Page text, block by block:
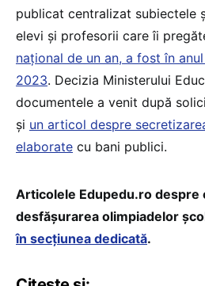
publicat centralizat subiectele
elevi și profesorii care îi
național de un an, a fost în
2023. Decizia Ministerului
documentele a venit după
și un articol despre
elaborate cu bani publici.
Articolele Edupedu.ro despre
desfășurarea olimpiadelor
în secțiunea dedicată.